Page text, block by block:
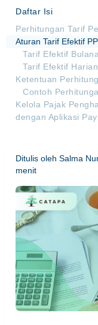
Daftar Isi
Perhitungan Tarif
Aturan Tarif Efektif
Tarif Efektif
Tarif Efektif
Ketentuan
Contoh
Kelola Pajak
dengan Aplikasi
Ditulis oleh Salma
menit